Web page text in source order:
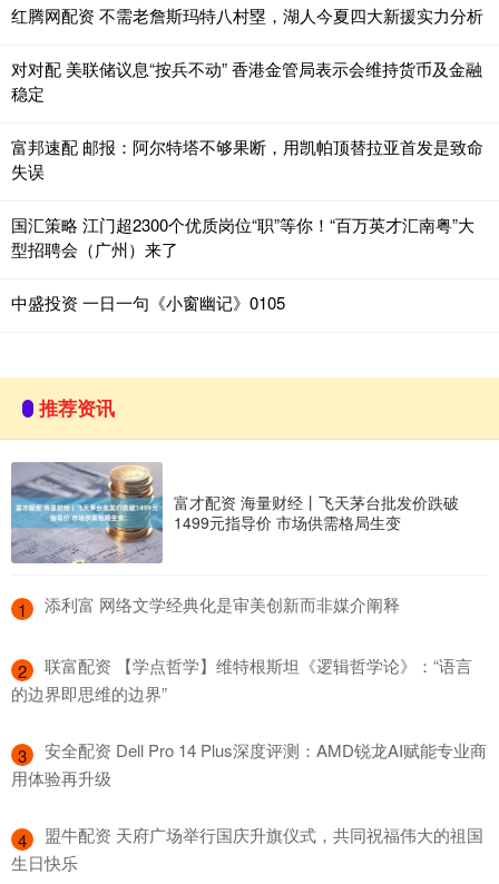
红腾网配资 不需老詹斯玛特八村塁，湖人今夏四大新援实力分析
对对配 美联储议息“按兵不动” 香港金管局表示会维持货币及金融
稳定
富邦速配 邮报：阿尔特塔不够果断，用凯帕顶替拉亚首发是致命
失误
国汇策略 江门超2300个优质岗位“职”等你！“百万英才汇南粤”大
型招聘会（广州）来了
中盛投资 一日一句《小窗幽记》0105
推荐资讯
富才配资 海量财经丨飞天茅台批发价跌破
1499元指导价 市场供需格局生变
1 ​添利富 网络文学经典化是审美创新而非媒介阐释
2
​联富配资 【学点哲学】维特根斯坦《逻辑哲学论》：“语言
的边界即思维的边界”
3
​安全配资 Dell Pro 14 Plus深度评测：AMD锐龙AI赋能专业商
用体验再升级
4
​盟牛配资 天府广场举行国庆升旗仪式，共同祝福伟大的祖国
生日快乐